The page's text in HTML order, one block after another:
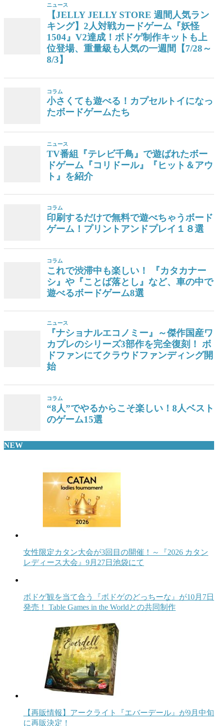
ニュース
【JELLY JELLY STORE 週間人気ラン
キング】2人対戦カードゲーム『妖怪
1504』V2達成！ボドゲ制作キットも上
位登場、重量級も人気の一週間【7/28～
8/3】
コラム
小さくても遊べる！カプセルトイになっ
たボードゲームたち
ニュース
TV番組『テレビ千鳥』で遊ばれたボー
ドゲーム『コリドール』『ヒット＆アウ
ト』を紹介
コラム
印刷するだけで無料で遊べちゃうボード
ゲーム！プリントアンドプレイ１８選
コラム
これで渋滞中も楽しい！ 『カタカナー
シ』や『ことば落とし』など、車の中で
遊べるボードゲーム8選
ニュース
『ナショナルエコノミー』～傑作国産ワ
カプレのシリーズ3部作を完全復刻！ ボ
ドファンにてクラウドファンディング開
始
コラム
“8人”でやるからこそ楽しい！8人ベスト
のゲーム15選
NEW
女性限定カタン大会が3回目の開催！～『2026 カタン
レディース大会』9月27日池袋にて
ボドゲ観を当て合う『ボドゲのどっちーな』が10月7日
発売！ Table Games in the Worldとの共同制作
【再販情報】アークライト『エバーデール』が9月中旬
に再販決定！